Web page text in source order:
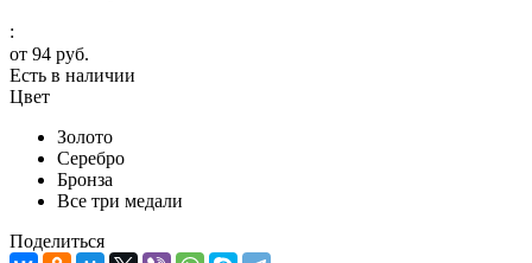
:
от 94 руб.
Есть в наличии
Цвет
Золото
Серебро
Бронза
Все три медали
Поделиться